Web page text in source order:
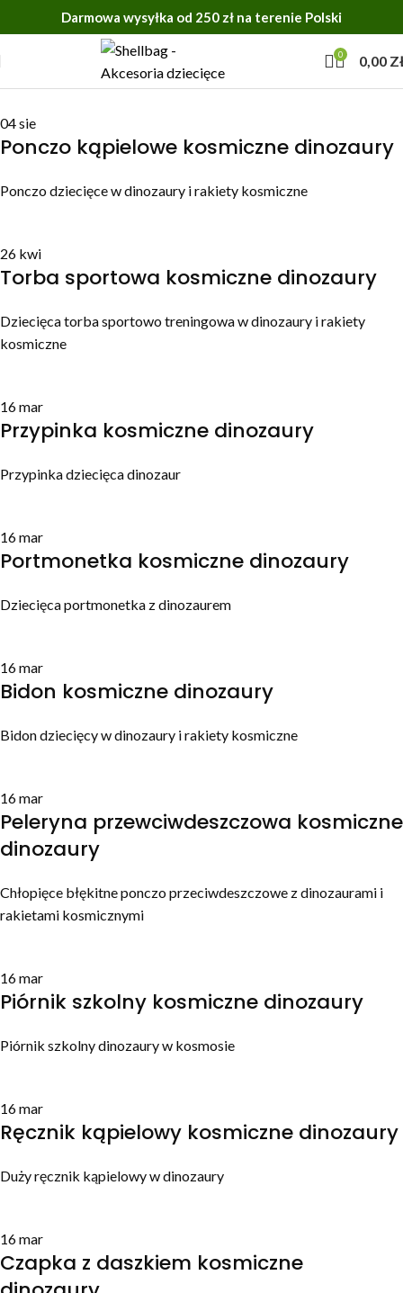
Darmowa wysyłka od 250 zł na terenie Polski
0 0,00
04sie
Ponczo kąpielowe kosmiczne dinozaury
Ponczo dziecięce w dinozaury i rakiety kosmiczne
26 kwi
Torba sportowa kosmiczne dinozaury
Dziecięca torba sportowo treningowa w dinozaury i rakiety
kosmiczne
16mar
Przypinka kosmiczne dinozaury
Przypinka dziecięca dinozaur
16mar
Portmonetka kosmiczne dinozaury
Dziecięca portmonetka z dinozaurem
16mar
Bidon kosmiczne dinozaury
Bidon dziecięcy w dinozaury i rakiety kosmiczne
16mar
Peleryna przewciwdeszczowa kosmiczne
dinozaury
Chłopięce błękitne ponczo przeciwdeszczowe z dinozaurami i
rakietami kosmicznymi
16mar
Piórnik szkolny kosmiczne dinozaury
Piórnik szkolny dinozaury w kosmosie
16mar
Ręcznik kąpielowy kosmiczne dinozaury
Duży ręcznik kąpielowy w dinozaury
16mar
Czapka z daszkiem kosmiczne